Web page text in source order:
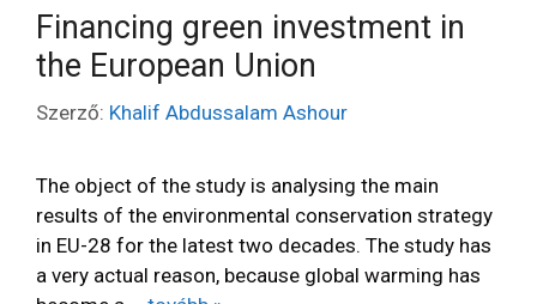
Financing green investment in
the European Union
Szerző: Khalif Abdussalam Ashour
The object of the study is analysing the main
results of the environmental conservation strategy
in EU-28 for the latest two decades. The study has
a very actual reason, because global warming has